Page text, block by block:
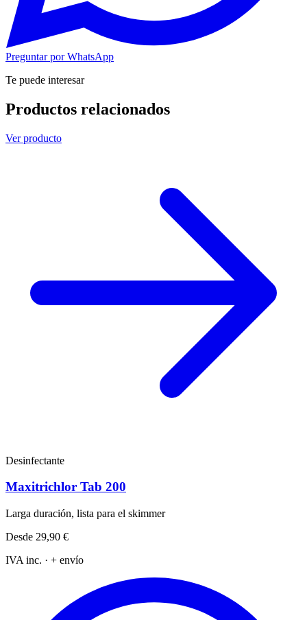
Preguntar por WhatsApp
Te puede interesar
Productos relacionados
Ver producto
Desinfectante
Maxitrichlor Tab 200
Larga duración, lista para el skimmer
Desde 29,90 €
IVA inc. · + envío